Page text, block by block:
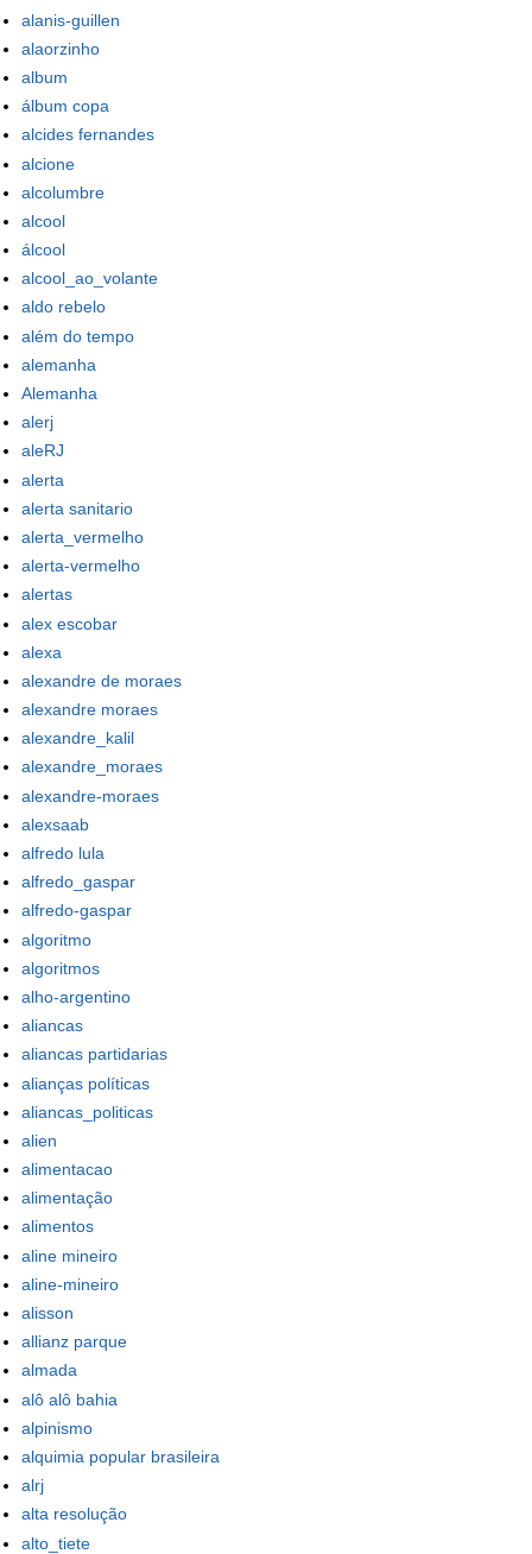
alanis-guillen
alaorzinho
album
álbum copa
alcides fernandes
alcione
alcolumbre
alcool
álcool
alcool_ao_volante
aldo rebelo
além do tempo
alemanha
Alemanha
alerj
aleRJ
alerta
alerta sanitario
alerta_vermelho
alerta-vermelho
alertas
alex escobar
alexa
alexandre de moraes
alexandre moraes
alexandre_kalil
alexandre_moraes
alexandre-moraes
alexsaab
alfredo lula
alfredo_gaspar
alfredo-gaspar
algoritmo
algoritmos
alho-argentino
aliancas
aliancas partidarias
alianças políticas
aliancas_politicas
alien
alimentacao
alimentação
alimentos
aline mineiro
aline-mineiro
alisson
allianz parque
almada
alô alô bahia
alpinismo
alquimia popular brasileira
alrj
alta resolução
alto_tiete